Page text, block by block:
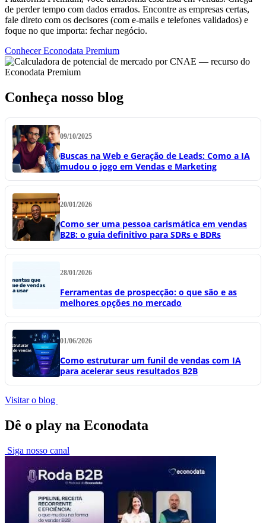
de perder tempo com dados errados. Encontre as empresas certas,
fale direto com os decisores (com e-mails e telefones validados) e
foque no que importa: fechar negócio.
Conhecer Econodata Premium
Conheça nosso blog
09/10/2025
Buscas na Web e Geração de Leads: Como a IA
mudou o jogo em Vendas e Marketing
20/01/2026
Como ser uma pessoa carismática em vendas
B2B: o guia definitivo para SDRs e BDRs
28/01/2026
Ferramentas de prospecção: o que são e as
melhores opções no mercado
01/06/2026
Como estruturar um funil de vendas com IA
para acelerar seus resultados B2B
Visitar o blog
Dê o play na Econodata
Siga nosso canal